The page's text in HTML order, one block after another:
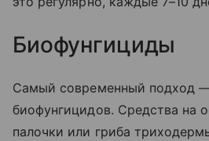
Биофунгициды
Самый современный подход
биофунгицидов. Средства на
палочки или гриба